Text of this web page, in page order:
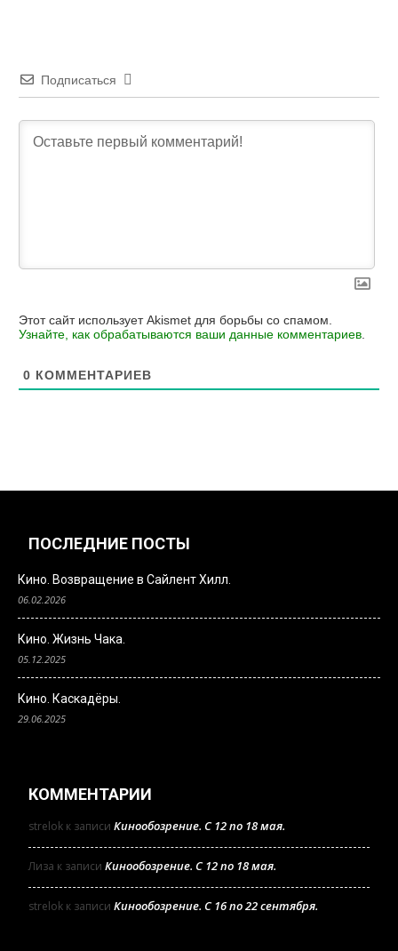
Подписаться
Этот сайт использует Akismet для борьбы со спамом.
Узнайте, как обрабатываются ваши данные комментариев
0 КОММЕНТАРИЕВ
ПОСЛЕДНИЕ ПОСТЫ
Кино. Возвращение в Сайлент Хилл.
06.02.2026
Кино. Жизнь Чака.
05.12.2025
Кино. Каскадёры.
29.06.2025
КОММЕНТАРИИ
strelok к записи Кинообозрение. С 12 по 18 мая.
Лиза к записи Кинообозрение. С 12 по 18 мая.
strelok к записи Кинообозрение. С 16 по 22 сентября.